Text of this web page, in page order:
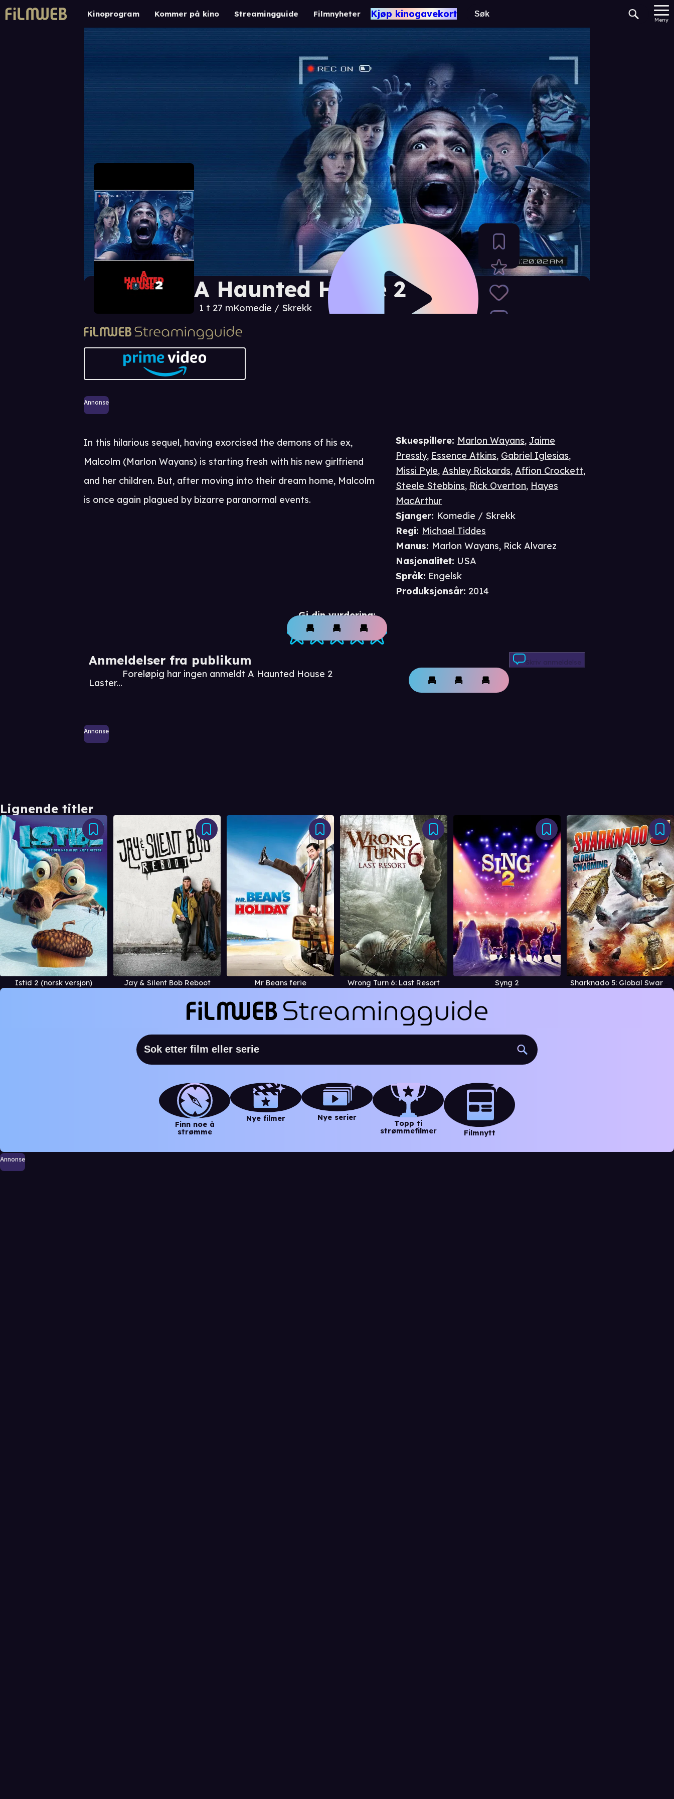
Kinoprogram Kommer på kino Streamingguide Filmnyheter Kjøp kinogavekort
Meny
A Haunted House 2
1 t 27 mKomedie / Skrekk
Annonse
Gi din vurdering:
Anmeldelser fra publikum
Laster...
Foreløpig har ingen anmeldt A Haunted House 2
Skriv anmeldelse
Annonse
Skuespillere: Marlon Wayans,Jaime
Pressly, Essence Atkins, Gabriel Iglesias,
Missi Pyle,Ashley Rickards,Affion Crockett,
Steele Stebbins, Rick Overton, Hayes
MacArthur
Sjanger: Komedie / Skrekk
Regi: Michael Tiddes
Manus: Marlon Wayans, Rick Alvarez
Nasjonalitet: USA
Språk: Engelsk
Produksjonsår: 2014
In this hilarious sequel, having exorcised the demons of his ex,
Malcolm (Marlon Wayans) is starting fresh with his new girlfriend
and her children. But, after moving into their dream home, Malcolm
is once again plagued by bizarre paranormal events.
Lignende titler
Istid 2 (norsk versjon) Jay & Silent Bob Reboot Mr Beans ferie Wrong Turn 6: Last Resort Syng 2 Sharknado 5: Global Swarming
Finn noe å
strømme
Nye filmer Nye serier
Topp ti
strømmefilmer
Filmnytt
Annonse